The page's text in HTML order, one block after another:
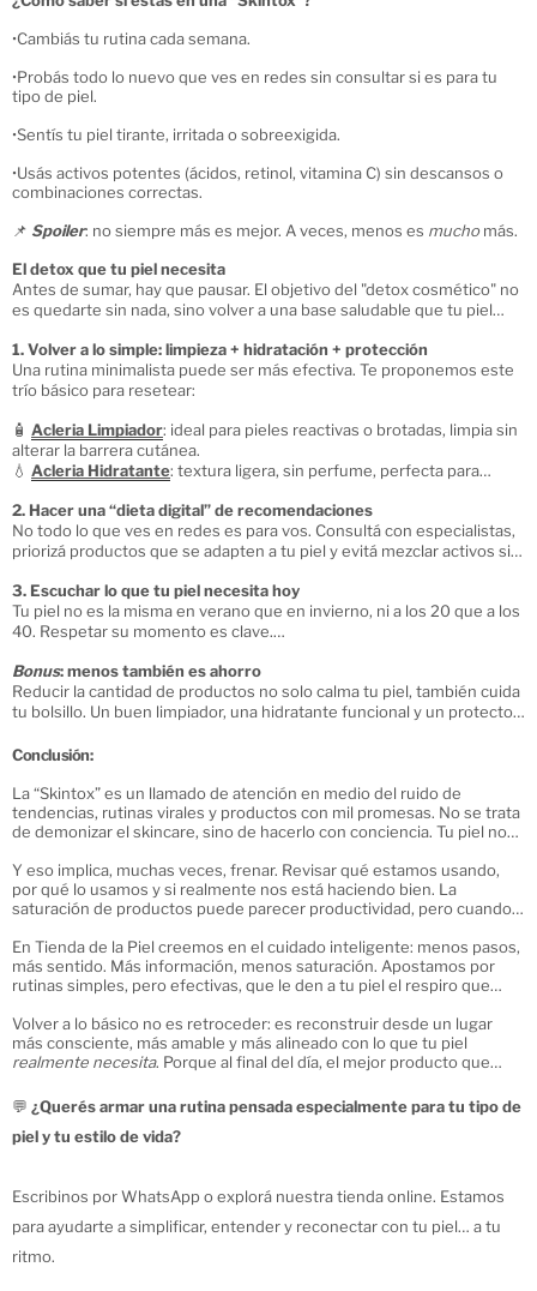
•Cambiás tu rutina cada semana.
•Probás todo lo nuevo que ves en redes sin consultar si es para tu
tipo de piel.
•Sentís tu piel tirante, irritada o sobreexigida.
•Usás activos potentes (ácidos, retinol, vitamina C) sin descansos o
combinaciones correctas.
📌 Spoiler: no siempre más es mejor. A veces, menos es muchomás.
El detox que tu piel necesita
Antes de sumar, hay que pausar. El objetivo del "detox cosmético" no
es quedarte sin nada, sino volver a una base saludable que tu piel
1. Volver a lo simple: limpieza + hidratación + protección
Una rutina minimalista puede ser más efectiva. Te proponemos este
trío básico para resetear:
🧴 Acleria Limpiador: ideal para pieles reactivas o brotadas, limpia sin
alterar la barrera cutánea.
💧 Acleria Hidratante: textura ligera, sin perfume, perfecta para
🛡️ Umbrella UrbanoUmbrella Intelligent: protección solar urbana con
ingredientes antioxidantes para proteger y reparar.
2. Hacer una “dieta digital” de recomendaciones
No todo lo que ves en redes es para vos. Consultá con especialistas,
priorizá productos que se adapten a tu piel y evitá mezclar activos sin
3. Escuchar lo que tu piel necesita hoy
Tu piel no es la misma en verano que en invierno, ni a los 20 que a los
40. Respetar su momento es clave.
Bonus: menos también es ahorro
Reducir la cantidad de productos no solo calma tu piel, también cuida
tu bolsillo. Un buen limpiador, una hidratante funcional y un protector
tiempo.
Conclusión:
La “Skintox” es un llamado de atención en medio del ruido de
tendencias, rutinas virales y productos con mil promesas. No se trata
de demonizar el skincare, sino de hacerlo con conciencia. Tu piel no
escuches en el suyo.
Y eso implica, muchas veces, frenar. Revisar qué estamos usando,
por qué lo usamos y si realmente nos está haciendo bien. La
saturación de productos puede parecer productividad, pero cuando
constancia con lo esencial.
En Tienda de la Piel creemos en el cuidado inteligente: menos pasos,
más sentido. Más información, menos saturación. Apostamos por
rutinas simples, pero efectivas, que le den a tu piel el respiro que
Volver a lo básico no es retroceder: es reconstruir desde un lugar
más consciente, más amable y más alineado con lo que tu piel
realmente necesita. Porque al final del día, el mejor producto que
💬 ¿Querés armar una rutina pensada especialmente para tu tipo de
piel y tu estilo de vida?
Escribinos por WhatsApp o explorá nuestra tienda online. Estamos
para ayudarte a simplificar, entender y reconectar con tu piel… a tu
ritmo.